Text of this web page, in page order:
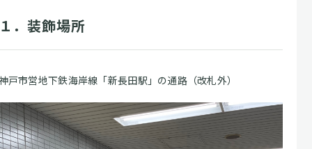
．装飾場所
戸市営地下鉄海岸線「新長田駅」の通路（改札外）